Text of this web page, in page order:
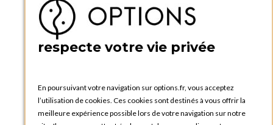
BOUTIQUE OPTIONS - PARIS 5E
5 quai de la tournelle
FRANCE
OPTIONS ROUEN
Rue du Clos Tellier
76800 Saint-Etienne-du-Rouvray
respecte votre vie privée
En poursuivant votre navigation sur options.fr, vous acceptez
l’utilisation de cookies. Ces cookies sont destinés à vous offrir la
meilleure expérience possible lors de votre navigation sur notre